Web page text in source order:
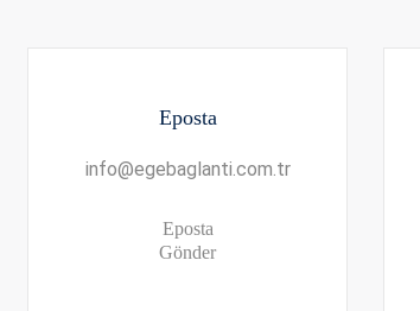
Eposta
info@egebaglanti.com.tr
Eposta
Gönder